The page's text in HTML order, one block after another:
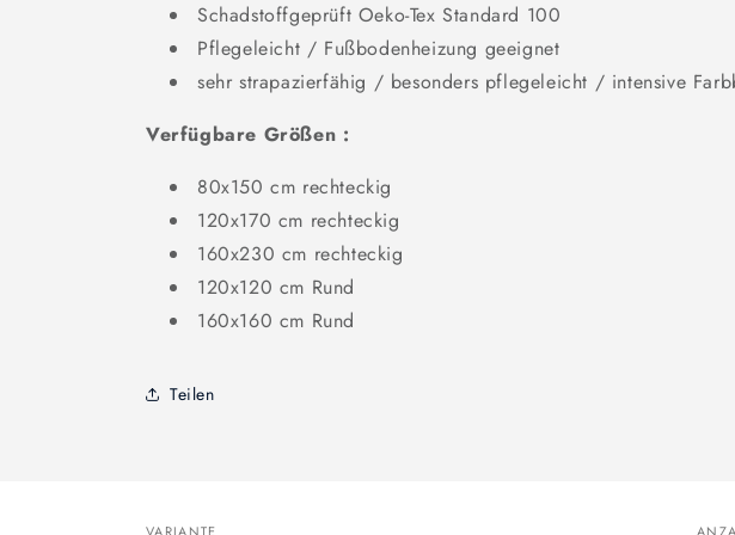
Schadstoffgeprüft Oeko-Tex Standard 100
Pflegeleicht / Fußbodenheizung geeignet
sehr strapazierfähig / besonders pflegeleicht / intensive
Verfügbare Größen :
80x150 cm rechteckig
120x170 cm rechteckig
160x230 cm rechteckig
120x120 cm Rund
160x160 cm Rund
Teilen